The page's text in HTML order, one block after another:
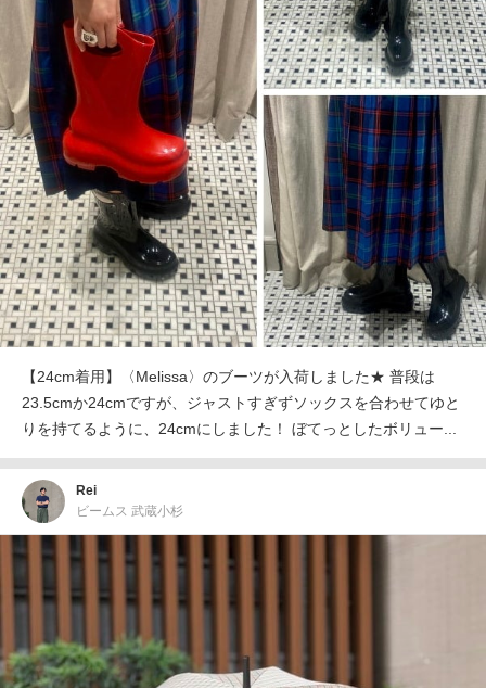
【24cm着用】〈Melissa〉のブーツが入荷しました★ 普段は
23.5cmか24cmですが、ジャストすぎずソックスを合わせてゆと
りを持てるように、24cmにしました！ ぼてっとしたボリュー...
Rei
ビームス 武蔵小杉